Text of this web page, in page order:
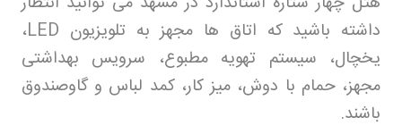
داشته باشید که اتاق ها مجهز به تلویزیون
،
یخچال، سیستم تهویه مطبوع، سرویس بهداشتی
مجهز، حمام با دوش، میز کار، کمد لباس و گاوصندوق
باشند.